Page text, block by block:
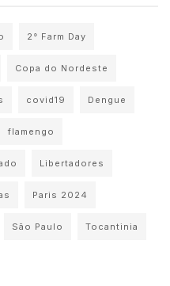
2° Farm Day
Copa do Nordeste
covid19 Dengue
flamengo
Libertadores
Paris 2024
São Paulo Tocantinia